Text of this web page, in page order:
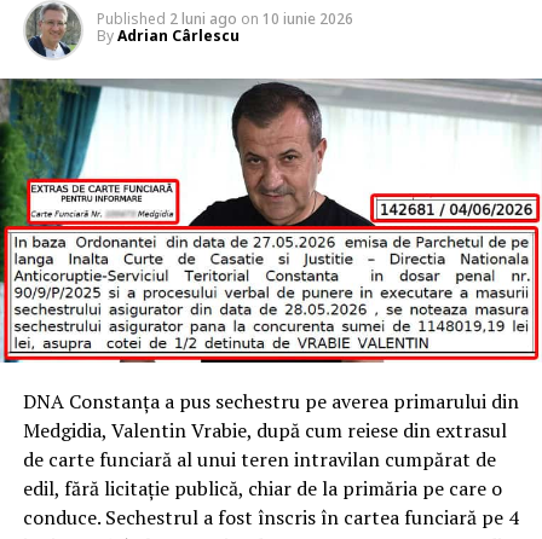
Published 2 luni ago on 10 iunie 2026
ByAdrian Cârlescu
DNA Constanța a pus sechestru pe averea primarului din
Medgidia, Valentin Vrabie, după cum reiese din extrasul
de carte funciară al unui teren intravilan cumpărat de
edil, fără licitație publică, chiar de la primăria pe care o
conduce. Sechestrul a fost înscris în cartea funciară pe 4